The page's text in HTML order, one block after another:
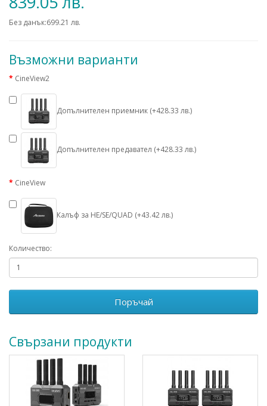
Без данък:699.21 лв.
Възможни варианти
CineView2
Допълнителен приемник (+428.33 лв.)
Допълнителен предавател (+428.33 лв.)
CineView
Калъф за HE/SE/QUAD (+43.42 лв.)
Количество:
Поръчай
Свързани продукти